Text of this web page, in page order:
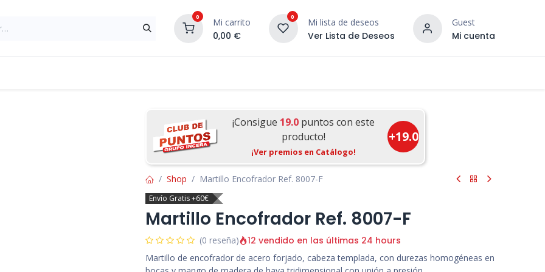
0 Mi carrito
0,00 €
0 Mi lista de deseos
Ver Lista de Deseos
Guest
Mi cuenta
¡DESCUBRE NUESTRO
¡Consigue 19.0 puntos con este
producto!
¡Ver premios en Catálogo!
+19.0
Shop Martillo Encofrador Ref. 8007-F
Envío Gratis +60€
Martillo Encofrador Ref. 8007-F
(0 reseña) 12 vendido en las últimas 24 hours
Martillo de encofrador de acero forjado, cabeza templada, con durezas homogéneas en